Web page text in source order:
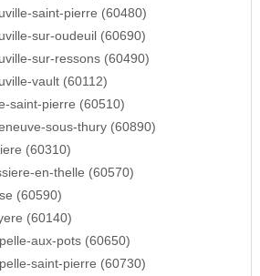
saint-pierre (60480)
sur-oudeuil (60690)
sur-ressons (60490)
vault (60112)
saint-pierre (60510)
sous-thury (60890)
(60310)
en-thelle (60570)
(60590)
(60140)
aux-pots (60650)
saint-pierre (60730)